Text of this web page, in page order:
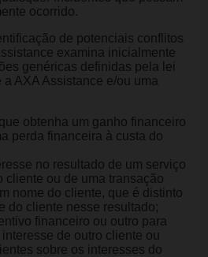
ocorrido.
de potenciais conflitos
examina inicialmente
genéricas definidas pela lei
AXA Assistance e/ou uma
obtenha um ganho financeiro
perda financeira à custa do
no resultado de um serviço
cliente ou de uma transação
nome do cliente, que é distinto
do cliente nesse resultado;
financeiro ou outro para
de outro cliente ou
sobre os interesses do